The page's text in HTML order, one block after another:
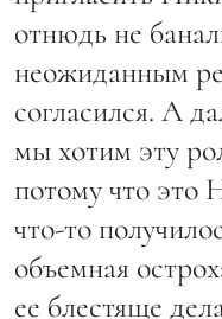
отнюдь не
неожиданным
согласился. А
мы хотим эту
потому что это
что-то
объемная
ее блестяще